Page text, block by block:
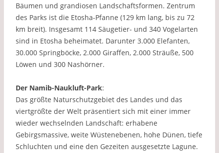
Bäumen und grandiosen Landschaftsformen. Zentrum
des Parks ist die Etosha-Pfanne (129 km lang, bis zu 72
km breit). Insgesamt 114 Säugetier- und 340 Vogelarten
sind in Etosha beheimatet. Darunter 3.000 Elefanten,
30.000 Springböcke, 2.000 Giraffen, 2.000 Sträuße, 500
Löwen und 300 Nashörner.
Der Namib-Naukluft-Park:
Das größte Naturschutzgebiet des Landes und das
viertgrößte der Welt präsentiert sich mit einer immer
wieder wechselnden Landschaft: erhabene
Gebirgsmassive, weite Wüstenebenen, hohe Dünen, tiefe
Schluchten und eine den Gezeiten ausgesetzte Lagune.